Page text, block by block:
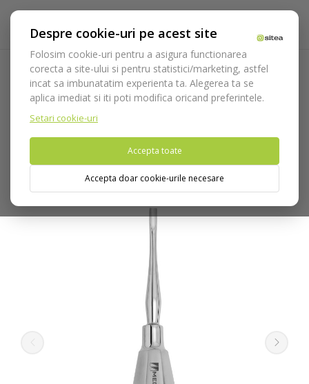
Despre cookie-uri pe acest site
Folosim cookie-uri pentru a asigura functionarea
corecta a site-ului si pentru statistici/marketing, astfel
incat sa imbunatatim experienta ta. Alegerea ta se
aplica imediat si iti poti modifica oricand preferintele.
Setari cookie-uri
Accepta toate
Accepta doar cookie-urile necesare
Acasa Instrumentar
Chirurgie si implantologie
Instrumentar extractie
Elevatoare / Luxatoare
Elevator
cod 680/6
Nu puteti plasa comenzi din tara din care accesati website-ul
(United States).